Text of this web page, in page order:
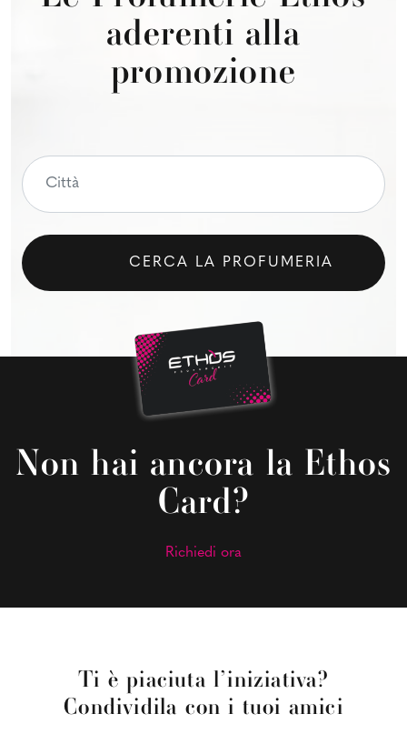
aderenti alla
promozione
CERCA LA PROFUMERIA
Non hai ancora la Ethos
Card?
Richiedi ora
Ti è piaciuta l’iniziativa?
Condividila con i tuoi amici